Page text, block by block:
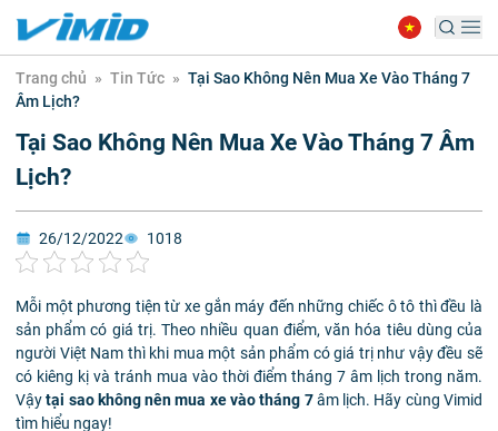
Trang chủ » Tin Tức » Tại Sao Không Nên Mua Xe Vào Tháng 7
Âm Lịch?
Tại Sao Không Nên Mua Xe Vào Tháng 7 Âm
Lịch?
26/12/2022 1018
Mỗi một phương tiện từ xe gắn máy đến những chiếc ô tô thì đều là
sản phẩm có giá trị. Theo nhiều quan điểm, văn hóa tiêu dùng của
người Việt Nam thì khi mua một sản phẩm có giá trị như vậy đều sẽ
có kiêng kị và tránh mua vào thời điểm tháng 7 âm lịch trong năm.
Vậytại sao không nên mua xe vào tháng 7âm lịch. Hãy cùng Vimid
tìm hiểu ngay!